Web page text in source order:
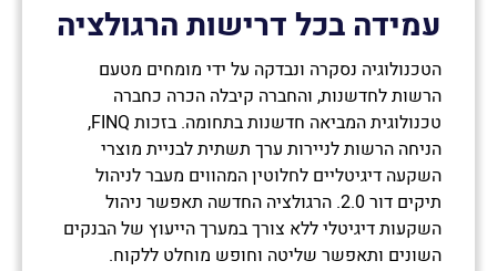
עמידה בכל דרישות הרגולציה
הטכנולוגיה נסקרה ונבדקה על ידי מומחים מטעם
הרשות לחדשנות, והחברה קיבלה הכרה כחברה
טכנולוגית המביאה חדשנות בתחומה. בזכות FINQ,
הניחה הרשות לניירות ערך תשתית לבניית מוצרי
השקעה דיגיטליים לחלוטין המהווים מעבר לניהול
תיקים דור 2.0. הרגולציה החדשה תאפשר ניהול
השקעות דיגיטלי ללא צורך במערך הייעוץ של הבנקים
השונים ותאפשר שליטה וחופש מוחלט ללקוח.
Loading...
נשמח לחזור אליכם ולספק לכם מידע
אודות
הזדמנויות ההשקעה הפתוחות כעת.
אנא השאירו פרטים: